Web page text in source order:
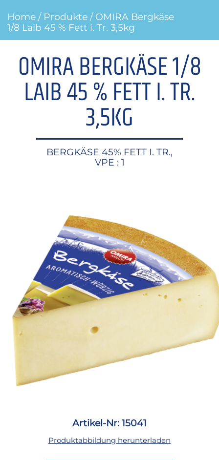
Home / Produkte / OMIRA Bergkäse
1/8 Laib 45 % Fett i. Tr. 3,5kg
OMIRA BERGKÄSE 1/8
LAIB 45 % FETT I. TR.
3,5KG
BERGKÄSE 45% FETT I. TR.,
VPE : 1
Artikel-Nr: 15041
Produktabbildung herunterladen